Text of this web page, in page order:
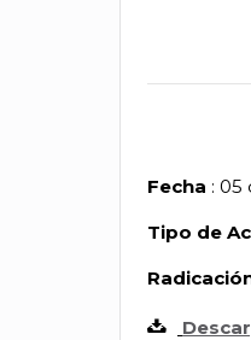
Fecha :
Tipo de